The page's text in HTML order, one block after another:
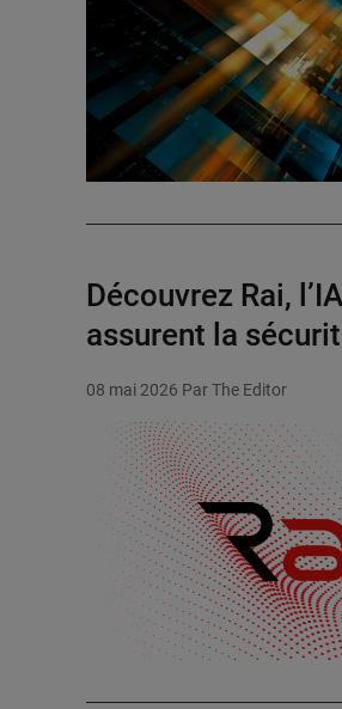
Découvrez Rai,
assurent la
08 mai 2026 Par The Editor